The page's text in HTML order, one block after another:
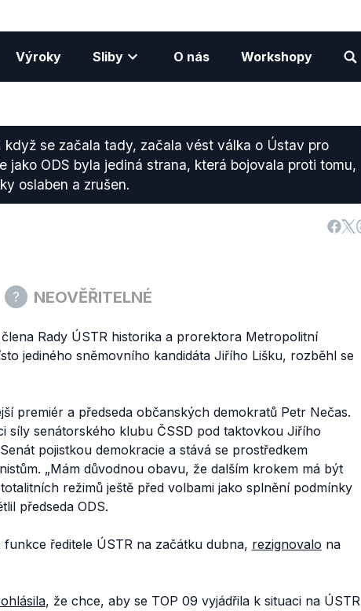
Výroky Sliby O nás Workshopy
když se začala tady, začala vést válka o Ústav pro
jako ODS byla jediná strana, která bojovala proti tomu,
oslaben a zrušen.
NEOVĚŘITELNÉ
Rady ÚSTR historika a prorektora Metropolitní
jediného sněmovního kandidáta Jiřího Lišku, rozběhl se
premiér a předseda občanských demokratů Petr Nečas.
síly senátorského klubu ČSSD pod taktovkou Jiřího
pojistkou demokracie a stává se prostředkem
„Mám důvodnou obavu, že dalším krokem má být
režimů ještě před volbami jako splnění podmínky
předseda ODS.
ředitele ÚSTR na začátku dubna, rezignovalo na
, že chce, aby se TOP 09 vyjádřila k situaci na ÚSTR